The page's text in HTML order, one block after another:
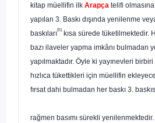
kitap müellifin ilk Arapça telifi
yapılan 3. Baskı dışında yenilenme
baskıları[5] kısa sürede tüketilmektedir.
bazı ilaveler yapma imkânı bulmadan
yapılmaktadır. Öyle ki yayınevleri birbiri
hızlıca tükettikleri için müellifin
fırsat dahi bulmadan her baskı 3.
rağmen basımı sürekli